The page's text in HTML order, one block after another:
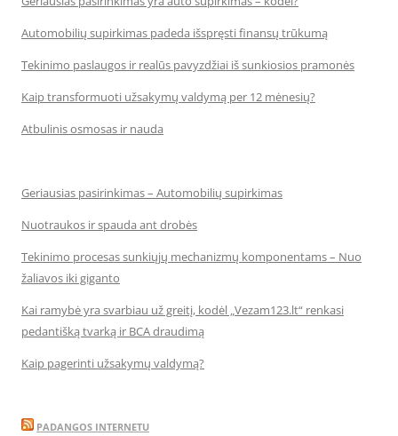
Automobilių supirkimas padeda išspręsti finansų trūkumą
Tekinimo paslaugos ir realūs pavyzdžiai iš sunkiosios pramonės
Kaip transformuoti užsakymų valdymą per 12 mėnesių?
Atbulinis osmosas ir nauda
Geriausias pasirinkimas – Automobilių supirkimas
Nuotraukos ir spauda ant drobės
Tekinimo procesas sunkiųjų mechanizmų komponentams – Nuo
žaliavos iki giganto
Kai ramybė yra svarbiau už greitį, kodėl „Vezam123.lt“ renkasi
pedantišką tvarką ir BCA draudimą
Kaip pagerinti užsakymų valdymą?
PADANGOS INTERNETU